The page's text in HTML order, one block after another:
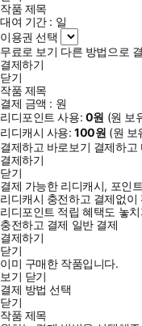
작품 제목
대여 기간 : 일
이용권 선택
무료로 보기 다른 방법으로
결제하기
닫기
작품 제목
결제 금액 : 원
리디포인트 사용: 0원 (원 보
리디캐시 사용:100원 (원 보
결제하고 바로보기 결제하고
결제하기
닫기
결제 가능한 리디캐시, 포인
리디캐시 충전하고 결제없이
리디포인트 적립 혜택도 놓
충전하고 결제 일반 결제
결제하기
닫기
이미 구매한 작품입니다.
보기 닫기
결제 방법 선택
닫기
작품 제목